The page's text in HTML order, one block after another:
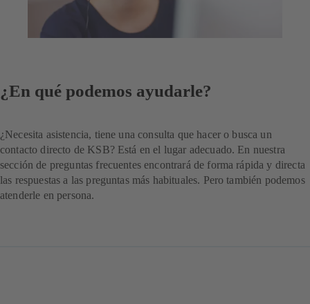
¿En qué podemos ayudarle?
¿Necesita asistencia, tiene una consulta que hacer o busca un
contacto directo de KSB? Está en el lugar adecuado. En nuestra
sección de preguntas frecuentes encontrará de forma rápida y directa
las respuestas a las preguntas más habituales. Pero también podemos
atenderle en persona.